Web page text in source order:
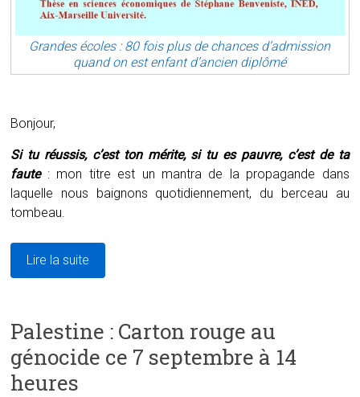
Grandes écoles : 80 fois plus de chances d’admission
quand on est enfant d’ancien diplômé
Bonjour,
Si tu réussis, c’est ton mérite, si tu es pauvre, c’est de ta
faute : mon titre est un mantra de la propagande dans
laquelle nous baignons quotidiennement, du berceau au
tombeau.
Lire la suite
Palestine : Carton rouge au
génocide ce 7 septembre à 14
heures